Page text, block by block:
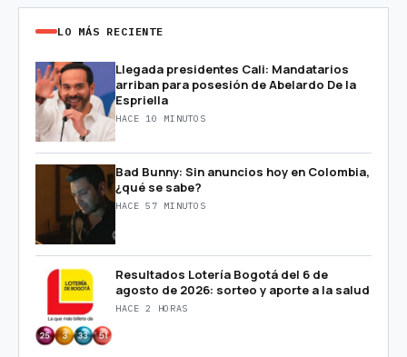
LO MÁS RECIENTE
Llegada presidentes Cali: Mandatarios
arriban para posesión de Abelardo De la
Espriella
HACE 10 MINUTOS
Bad Bunny: Sin anuncios hoy en Colombia,
¿qué se sabe?
HACE 57 MINUTOS
Resultados Lotería Bogotá del 6 de
agosto de 2026: sorteo y aporte a la salud
HACE 2 HORAS